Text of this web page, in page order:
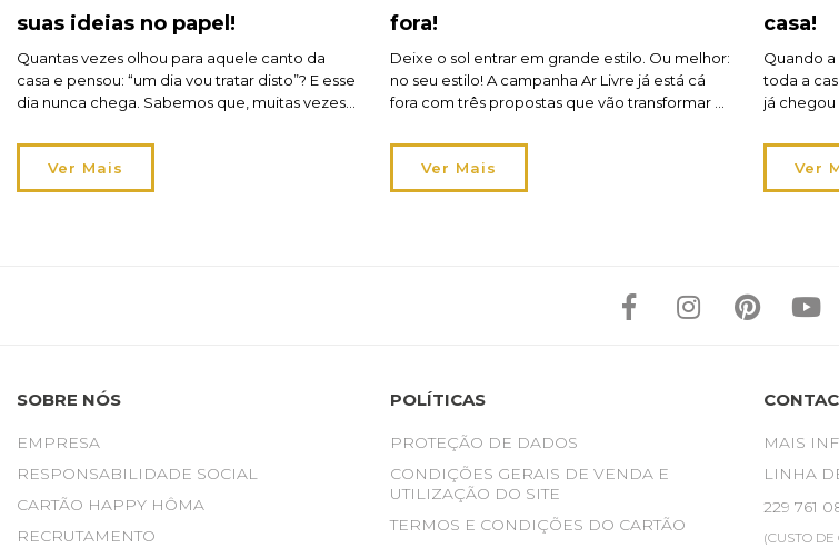
suas ideias no papel!
Quantas vezes olhou para aquele canto da
casa e pensou: “um dia vou tratar disto”? E esse
dia nunca chega. Sabemos que, muitas vezes,
ou o orçamento que obriga a dar prioridade a
outras coisas. E, assim, vão ficando para trás
pequenos projetos que gostaria […]
Ver Mais
fora!
Deixe o sol entrar em grande estilo. Ou melhor:
no seu estilo! A campanha Ar Livre já está cá
fora com três propostas que vão transformar o
verdadeira extensão de si. Em 2026, viver o
exterior ganha um novo significado: os
espaços tornam-se mais flexíveis,
Ver Mais
casa!
Quando
toda a
já chegou
texturas e
estação
— e a
Ver
SOBRE NÓS
EMPRESA
RESPONSABILIDADE SOCIAL
CARTÃO HAPPY HÔMA
RECRUTAMENTO
POLÍTICAS
PROTEÇÃO DE DADOS
CONDIÇÕES GERAIS DE VENDA E
UTILIZAÇÃO DO SITE
TERMOS E CONDIÇÕES DO CARTÃO
MAIS
LINHA
229 761
(CUSTO